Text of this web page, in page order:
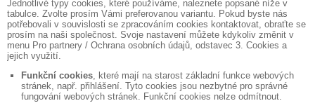
◼ Kontakty
◼ Obchodní podmínky